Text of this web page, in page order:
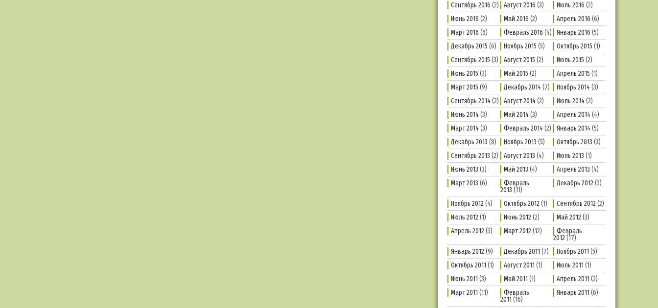
Сентябрь 2016 (2) Август 2016 (3) Июль 2016 (2)
Июнь 2016 (2) Май 2016 (2) Апрель 2016 (6)
Март 2016 (6) Февраль 2016 (4) Январь 2016 (5)
Декабрь 2015 (6) Ноябрь 2015 (5) Октябрь 2015 (1)
Сентябрь 2015 (3) Август 2015 (2) Июль 2015 (2)
Июнь 2015 (3) Май 2015 (2) Апрель 2015 (1)
Март 2015 (9) Декабрь 2014 (7) Ноябрь 2014 (3)
Сентябрь 2014 (2) Август 2014 (2) Июль 2014 (2)
Июнь 2014 (3) Май 2014 (3) Апрель 2014 (4)
Март 2014 (3) Февраль 2014 (2) Январь 2014 (5)
Декабрь 2013 (8) Ноябрь 2013 (5) Октябрь 2013 (3)
Сентябрь 2013 (2) Август 2013 (4) Июль 2013 (1)
Июнь 2013 (3) Май 2013 (4) Апрель 2013 (4)
Март 2013 (6)
Февраль
2013 (11)
Декабрь 2012(3)
Ноябрь 2012(4) Октябрь 2012(1) Сентябрь 2012(2)
Июль 2012(1) Июнь 2012(2) Май 2012(3)
Апрель 2012(3) Март 2012(12)
Февраль
2012(17)
Январь 2012(9) Декабрь 2011 (7) Ноябрь 2011 (5)
Октябрь 2011 (1) Август 2011 (1) Июль 2011 (1)
Июнь 2011 (3) Май 2011 (1) Апрель 2011 (2)
Март 2011 (11)
Февраль
2011 (16)
Январь 2011 (6)